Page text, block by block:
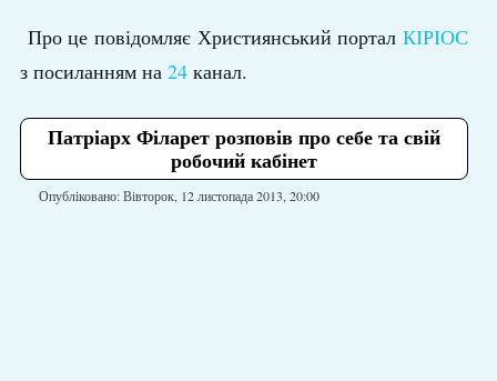
Про це повідомляє Християнський портал КІРІОС
з посиланням на 24 канал.
Патріарх Філарет розповів про себе та свій
робочий кабінет
Опубліковано: Вівторок, 12 листопада 2013, 20:00